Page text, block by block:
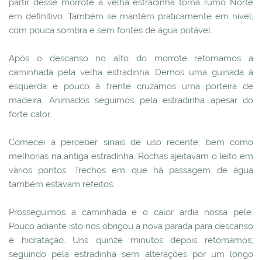
partir desse morrote a velha estradinha toma rumo Norte
em definitivo. Também se mantém praticamente em nível;
com pouca sombra e sem fontes de água potável.
Após o descanso no alto do morrote retomamos a
caminhada pela velha estradinha. Demos uma guinada à
esquerda e pouco à frente cruzamos uma porteira de
madeira. Animados seguimos pela estradinha apesar do
forte calor.
Comecei a perceber sinais de uso recente; bem como
melhorias na antiga estradinha. Rochas ajeitavam o leito em
vários pontos. Trechos em que há passagem de água
também estavam refeitos.
Prosseguimos a caminhada e o calor ardia nossa pele.
Pouco adiante isto nos obrigou a nova parada para descanso
e hidratação. Uns quinze minutos depois retomamos;
seguindo pela estradinha sem alterações por um longo